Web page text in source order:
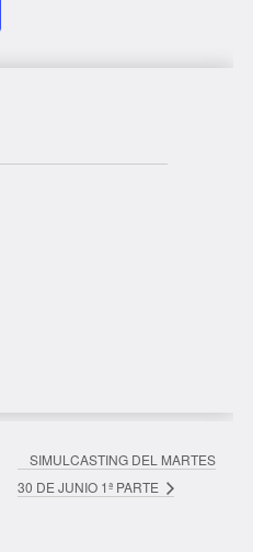
SIMULCASTING DEL MARTES
30 DE JUNIO 1ª PARTE